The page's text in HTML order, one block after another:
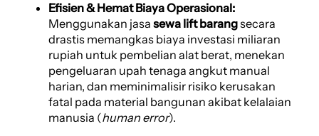
Efisien & Hemat Biaya Operasional:
Menggunakan jasa sewa lift barangsecara
drastis memangkas biaya investasi miliaran
rupiah untuk pembelian alat berat, menekan
pengeluaran upah tenaga angkut manual
harian, dan meminimalisir risiko kerusakan
fatal pada material bangunan akibat kelalaian
manusia (human error).